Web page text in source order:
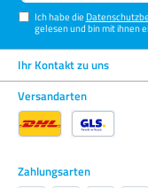
Ich habe die
gelesen und bin mit ihnen
Ihr Kontakt zu uns
Versandarten
Zahlungsarten